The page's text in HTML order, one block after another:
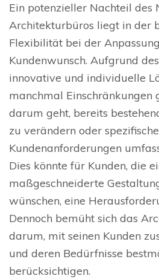
Ein potenzieller Nachteil des
Architekturbüros liegt in der
Flexibilität bei der
Kundenwunsch. Aufgrund
innovative und individuelle
manchmal Einschränkungen
darum geht, bereits
zu verändern oder spezifische
Kundenanforderungen
Dies könnte für Kunden, die
maßgeschneiderte
wünschen, eine
Dennoch bemüht sich das
darum, mit seinen Kunden
und deren Bedürfnisse
berücksichtigen.